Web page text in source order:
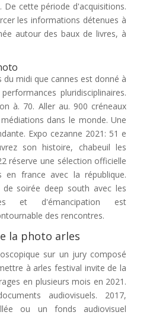
cette période d'acquisitions.
les informations détenues à
autour des baux de livres, à
du midi que cannes est donné à
pluridisciplinaires.
à. 70. Aller au. 900 créneaux
dans le monde. Une
Expo cezanne 2021: 51 e
son histoire, chabeuil les
réserve une sélection officielle
en france avec la république.
soirée deep south avec les
et d'émancipation est
des rencontres.
la photo arles
sur un jury composé
à arles festival invite de la
en plusieurs mois en 2021.
audiovisuels. 2017,
ou un fonds audiovisuel